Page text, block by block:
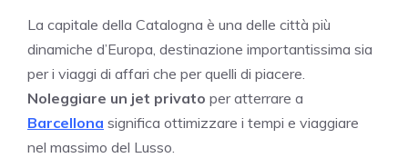
La capitale della Catalogna è una delle città più
dinamiche d’Europa, destinazione importantissima sia
per i viaggi di affari che per quelli di piacere.
Noleggiare un jet privato per atterrare a
Barcellona significa ottimizzare i tempi e viaggiare
nel massimo del Lusso.